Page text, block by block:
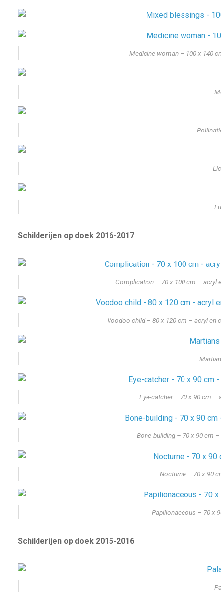
Medicine woman – 100 x 140
Schilderijen op doek 2016-2017
Complication – 70 x 100 cm – acryl
Voodoo child – 80 x 120 cm – acryl en
Eye-catcher – 70 x 90 cm –
Bone-building – 70 x 90 cm
Nocturne – 70 x 90
Papilionaceous – 70 x
Schilderijen op doek 2015-2016